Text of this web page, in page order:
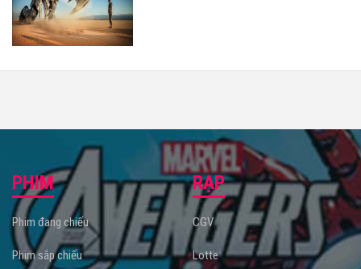
PHIM
Phim đang chiếu
Phim sắp chiếu
RẠP
CGV
Lotte